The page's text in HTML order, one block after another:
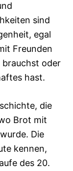
sind
egal
Freunden
brauchst oder
hast.
die
Brot mit
Die
kennen,
des 20.